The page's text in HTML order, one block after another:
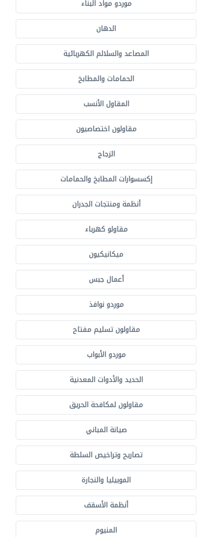
موردو مواد البناء
الدهان
المصاعد والسلالم الكهربائية
الحمامات والمطابخ
المقاول الأنسب
مقاولون اختصاصيون
الزجاج
إكسسوارات المطابخ والحمامات
أنظمة ومنتجات الجدران
مقاولو كهرباء
ميكانيكيون
أعمال جبس
موردو نوافذ
مقاولون تسليم مفتاح
موردو الأبواب
الحديد والأدوات المعدنية
مقاولون لمكافحة الحريق
صيانة المباني
تصاريح وتراخيص السلطة
الموبيليا والنجارة
أنظمة الأسقف
المنيوم